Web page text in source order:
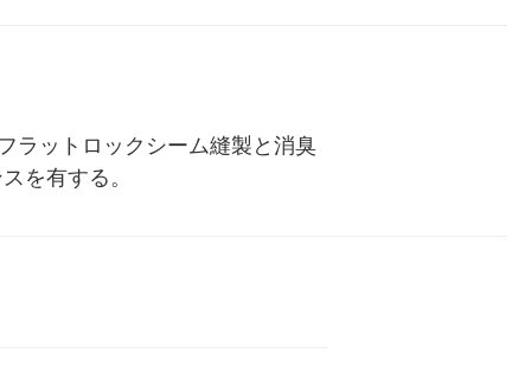
ラットロックシーム縫製と消臭
を有する。